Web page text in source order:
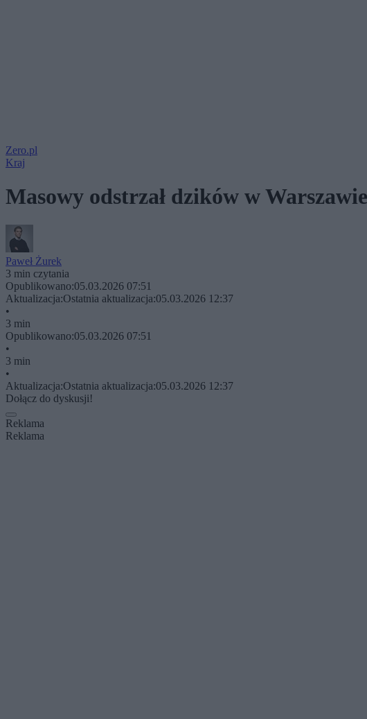
Zero.pl
Kraj
Masowy odstrzał dzików w
Paweł Żurek
3 min czytania
Opublikowano:05.03.2026 07:51
Aktualizacja:Ostatnia aktualizacja:05.03.2026 12:37
•
3 min
Opublikowano:05.03.2026 07:51
•
3 min
•
Aktualizacja:Ostatnia aktualizacja:05.03.2026 12:37
Dołącz do dyskusji!
Reklama
Reklama